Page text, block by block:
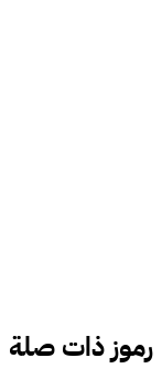
رموز ذات صلة